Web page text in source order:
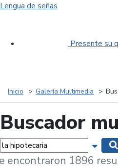
Lengua de señas
Presente su
Inicio Galería Multimedia
Buscador
encontraron 1896